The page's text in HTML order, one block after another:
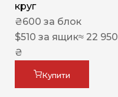
круг
₴600 за блок
$510 за ящик≈ 22 950
₴
Купити